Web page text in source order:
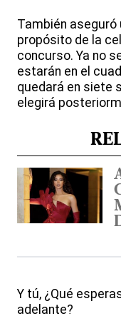
También aseguró
propósito de la
concurso. Ya no
estarán en el
quedará en siete
elegirá
Y tú, ¿Qué
adelante?